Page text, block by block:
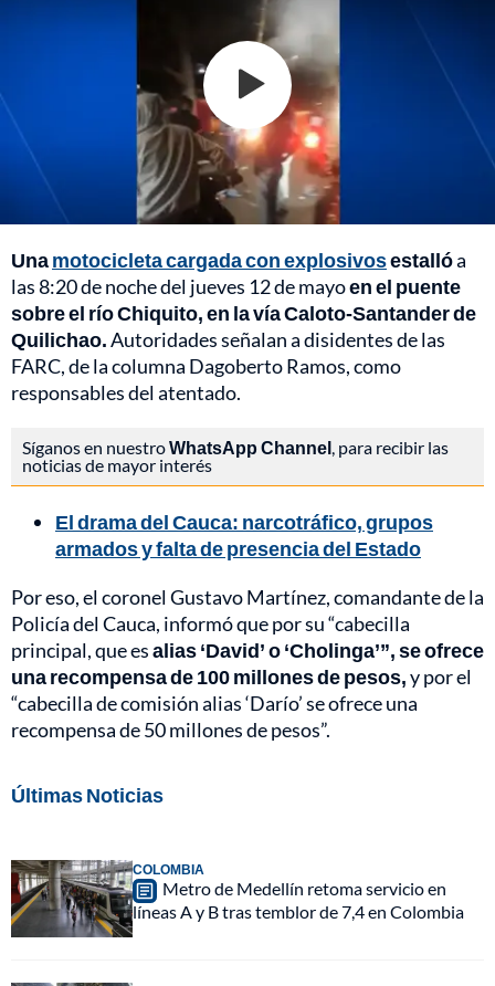
Unamotocicleta cargada con explosivosestallóa
las 8:20 de noche del jueves 12 de mayoen el puente
sobre el río Chiquito, en la vía Caloto-Santander de
Quilichao.Autoridades señalan a disidentes de las
FARC, de la columna Dagoberto Ramos, como
responsables del atentado.
Síganos en nuestroWhatsApp Channel , para recibir las
noticias de mayor interés
El drama del Cauca: narcotráfico, grupos
armados y falta de presencia del Estado
Por eso, el coronel Gustavo Martínez, comandante de la
Policía del Cauca, informó que por su “cabecilla
principal, que esalias ‘David’ o ‘Cholinga’”, se ofrece
una recompensa de 100 millones de pesos,y por el
“cabecilla de comisión alias ‘Darío’ se ofrece una
recompensa de 50 millones de pesos”.
Últimas Noticias
COLOMBIA
Metro de Medellín retoma servicio en
líneas A y B tras temblor de 7,4 en Colombia